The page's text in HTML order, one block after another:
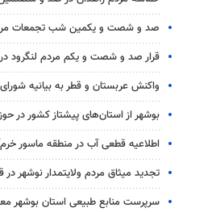
صد و شصت و یکمین شب تجمعات
قرار صد و شصت و یکم مردم لنگرود
واکنش عربستان و قطر به بیانیه
بوشهر از استان‌های پیشتاز کشور در
اطلاعیه قطعی آب در منطقه ماسور
تجدید میثاق مردم ولایتمدار نوشهر در
سرپرست منابع طبیعی استان بوشهر